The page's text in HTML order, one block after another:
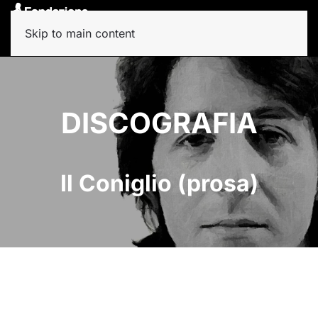
Skip to main content
DISCOGRAFIA
Il Coniglio (prosa)